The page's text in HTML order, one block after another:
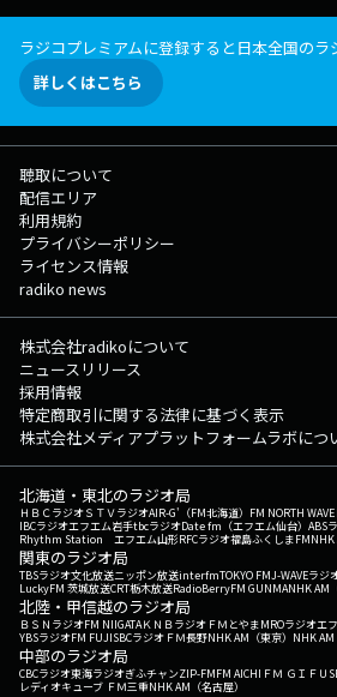
ラジコプレミアムに登録すると日本全国のラ
詳しくはこちら
聴取について
配信エリア
利用規約
プライバシーポリシー
ライセンス情報
radiko news
株式会社radikoについて
ニュースリリース
採用情報
特定商取引に関する法律に基づく表示
株式会社メディアプラットフォームラボにつ
北海道・東北のラジオ局
ＨＢＣラジオＳＴＶラジオAIR-G'（FM北海道） FM NORTH WAVE
IBCラジオエフエム岩手tbcラジオDate fm（エフエム仙台） ABS
Rhythm Station エフエム山形RFCラジオ福島ふくしまFMNHK
関東のラジオ局
TBSラジオ文化放送ニッポン放送interfmTOKYO FMJ-WAVEラジ
LuckyFM 茨城放送CRT栃木放送RadioBerryFM GUNMANHK AM
北陸・甲信越のラジオ局
ＢＳＮラジオFM NIIGATAＫＮＢラジオ ＦＭとやまMROラジオエ
YBSラジオFM FUJISBCラジオ ＦＭ長野NHK AM（東京） NHK AM
中部のラジオ局
CBCラジオ東海ラジオぎふチャンZIP-FMFM AICHI ＦＭ ＧＩＦＵ
レディオキューブ ＦＭ三重NHK AM（名古屋）